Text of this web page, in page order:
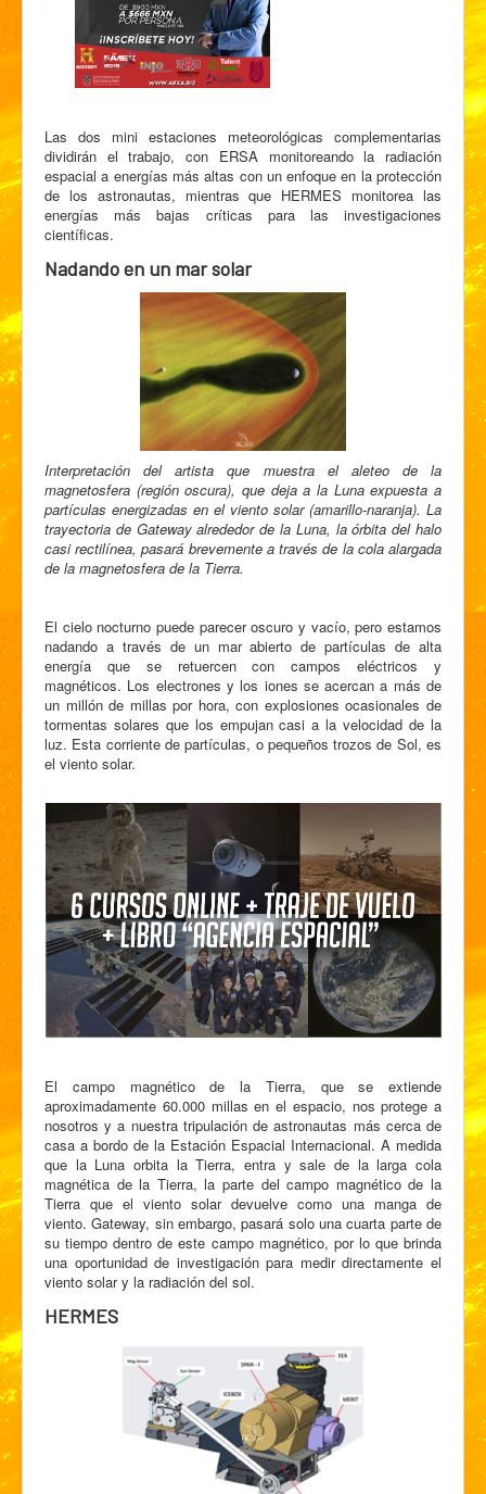
Las dos mini estaciones meteorológicas complementarias
dividirán el trabajo, con ERSA monitoreando la radiación
espacial a energías más altas con un enfoque en la protección
de los astronautas, mientras que HERMES monitorea las
energías más bajas críticas para las investigaciones
científicas.
Nadando en un mar solar
Interpretación del artista que muestra el aleteo de la
magnetosfera (región oscura), que deja a la Luna expuesta a
partículas energizadas en el viento solar (amarillo-naranja). La
trayectoria de Gateway alrededor de la Luna, la órbita del halo
casi rectilínea, pasará brevemente a través de la cola alargada
de la magnetosfera de la Tierra.
El cielo nocturno puede parecer oscuro y vacío, pero estamos
nadando a través de un mar abierto de partículas de alta
energía que se retuercen con campos eléctricos y
magnéticos. Los electrones y los iones se acercan a más de
un millón de millas por hora, con explosiones ocasionales de
tormentas solares que los empujan casi a la velocidad de la
luz. Esta corriente de partículas, o pequeños trozos de Sol, es
el viento solar.
El campo magnético de la Tierra, que se extiende
aproximadamente 60.000 millas en el espacio, nos protege a
nosotros y a nuestra tripulación de astronautas más cerca de
casa a bordo de la Estación Espacial Internacional. A medida
que la Luna orbita la Tierra, entra y sale de la larga cola
magnética de la Tierra, la parte del campo magnético de la
Tierra que el viento solar devuelve como una manga de
viento. Gateway, sin embargo, pasará solo una cuarta parte de
su tiempo dentro de este campo magnético, por lo que brinda
una oportunidad de investigación para medir directamente el
viento solar y la radiación del sol.
HERMES